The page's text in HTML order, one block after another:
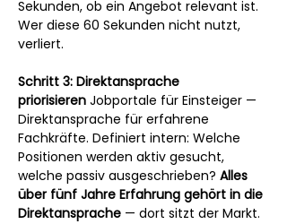
Sekunden, ob ein Angebot relevant ist.
Wer diese 60 Sekunden nicht nutzt,
verliert.
Schritt 3: Direktansprache
priorisieren Jobportale für Einsteiger —
Direktansprache für erfahrene
Fachkräfte. Definiert intern: Welche
Positionen werden aktiv gesucht,
welche passiv ausgeschrieben? Alles
über fünf Jahre Erfahrung gehört in die
Direktansprache — dort sitzt der Markt.